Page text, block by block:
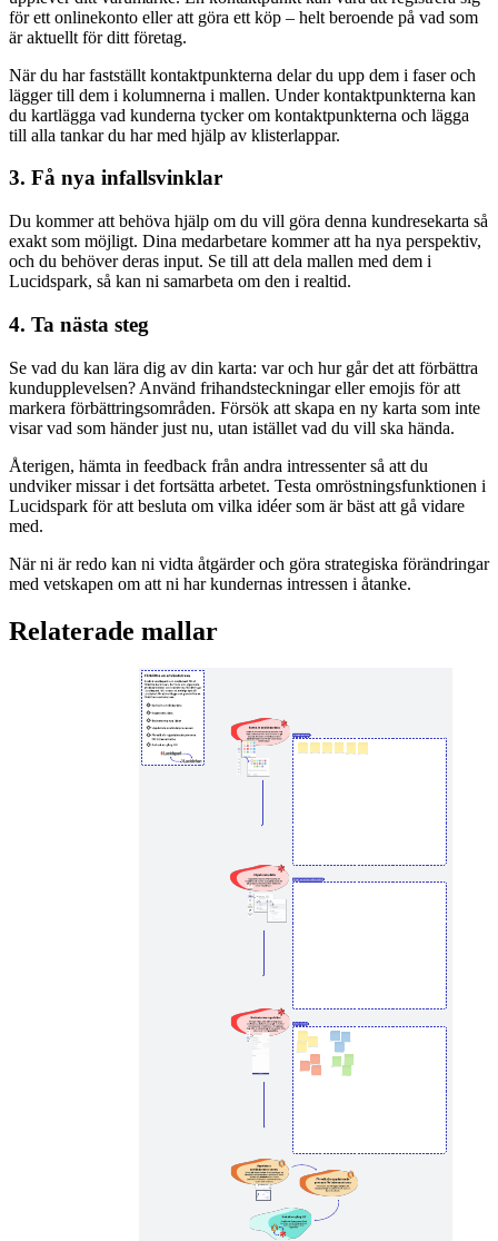
för ett onlinekonto eller att göra ett köp – helt beroende på vad som
är aktuellt för ditt företag.
När du har fastställt kontaktpunkterna delar du upp dem i faser och
lägger till dem i kolumnerna i mallen. Under kontaktpunkterna kan
du kartlägga vad kunderna tycker om kontaktpunkterna och lägga
till alla tankar du har med hjälp av klisterlappar.
3. Få nya infallsvinklar
Du kommer att behöva hjälp om du vill göra denna kundresekarta så
exakt som möjligt. Dina medarbetare kommer att ha nya perspektiv,
och du behöver deras input. Se till att dela mallen med dem i
Lucidspark, så kan ni samarbeta om den i realtid.
4. Ta nästa steg
Se vad du kan lära dig av din karta: var och hur går det att förbättra
kundupplevelsen? Använd frihandsteckningar eller emojis för att
markera förbättringsområden. Försök att skapa en ny karta som inte
visar vad som händer just nu, utan istället vad du vill ska hända.
Återigen, hämta in feedback från andra intressenter så att du
undviker missar i det fortsätta arbetet. Testa omröstningsfunktionen i
Lucidspark för att besluta om vilka idéer som är bäst att gå vidare
med.
När ni är redo kan ni vidta åtgärder och göra strategiska förändringar
med vetskapen om att ni har kundernas intressen i åtanke.
Relaterade mallar